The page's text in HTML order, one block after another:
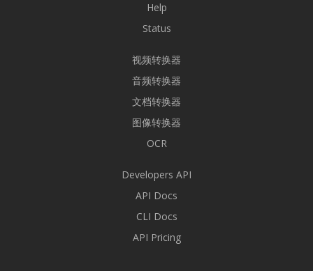
Help
Status
视频转换器
音频转换器
文档转换器
图像转换器
OCR
Developers API
API Docs
CLI Docs
API Pricing